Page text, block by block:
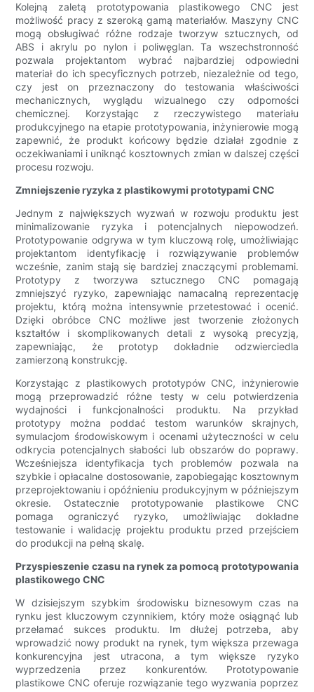
Kolejną zaletą prototypowania plastikowego CNC jest
możliwość pracy z szeroką gamą materiałów. Maszyny CNC
mogą obsługiwać różne rodzaje tworzyw sztucznych, od
ABS i akrylu po nylon i poliwęglan. Ta wszechstronność
pozwala projektantom wybrać najbardziej odpowiedni
materiał do ich specyficznych potrzeb, niezależnie od tego,
czy jest on przeznaczony do testowania właściwości
mechanicznych, wyglądu wizualnego czy odporności
chemicznej. Korzystając z rzeczywistego materiału
produkcyjnego na etapie prototypowania, inżynierowie mogą
zapewnić, że produkt końcowy będzie działał zgodnie z
oczekiwaniami i uniknąć kosztownych zmian w dalszej części
procesu rozwoju.
Zmniejszenie ryzyka z plastikowymi prototypami CNC
Jednym z największych wyzwań w rozwoju produktu jest
minimalizowanie ryzyka i potencjalnych niepowodzeń.
Prototypowanie odgrywa w tym kluczową rolę, umożliwiając
projektantom identyfikację i rozwiązywanie problemów
wcześnie, zanim stają się bardziej znaczącymi problemami.
Prototypy z tworzywa sztucznego CNC pomagają
zmniejszyć ryzyko, zapewniając namacalną reprezentację
projektu, którą można intensywnie przetestować i ocenić.
Dzięki obróbce CNC możliwe jest tworzenie złożonych
kształtów i skomplikowanych detali z wysoką precyzją,
zapewniając, że prototyp dokładnie odzwierciedla
zamierzoną konstrukcję.
Korzystając z plastikowych prototypów CNC, inżynierowie
mogą przeprowadzić różne testy w celu potwierdzenia
wydajności i funkcjonalności produktu. Na przykład
prototypy można poddać testom warunków skrajnych,
symulacjom środowiskowym i ocenami użyteczności w celu
odkrycia potencjalnych słabości lub obszarów do poprawy.
Wcześniejsza identyfikacja tych problemów pozwala na
szybkie i opłacalne dostosowanie, zapobiegając kosztownym
przeprojektowaniu i opóźnieniu produkcyjnym w późniejszym
okresie. Ostatecznie prototypowanie plastikowe CNC
pomaga ograniczyć ryzyko, umożliwiając dokładne
testowanie i walidację projektu produktu przed przejściem
do produkcji na pełną skalę.
Przyspieszenie czasu na rynek za pomocą prototypowania
plastikowego CNC
W dzisiejszym szybkim środowisku biznesowym czas na
rynku jest kluczowym czynnikiem, który może osiągnąć lub
przełamać sukces produktu. Im dłużej potrzeba, aby
wprowadzić nowy produkt na rynek, tym większa przewaga
konkurencyjna jest utracona, a tym większe ryzyko
wyprzedzenia przez konkurentów. Prototypowanie
plastikowe CNC oferuje rozwiązanie tego wyzwania poprzez